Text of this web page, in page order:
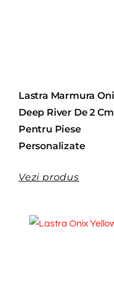
Lastra Marmura
Deep River De 2 Cm
Pentru Piese
Personalizate
Vezi produs